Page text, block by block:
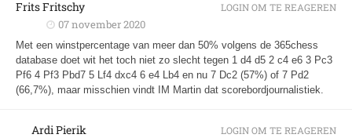
Frits Fritschy
07 november 2020
Met een winstpercentage van meer dan 50% volgens de 365chess
database doet wit het toch niet zo slecht tegen 1 d4 d5 2 c4 e6 3 Pc3
Pf6 4 Pf3 Pbd7 5 Lf4 dxc4 6 e4 Lb4 en nu 7 Dc2 (57%) of 7 Pd2
(66,7%), maar misschien vindt IM Martin dat scorebordjournalistiek.
LOGIN OM TE REAGEREN
Ardi Pierik LOGIN OM TE REAGEREN